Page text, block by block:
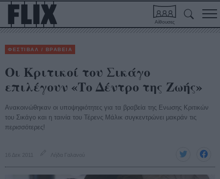
Αίθουσες
ΦΕΣΤΙΒΑΛ / ΒΡΑΒΕΙΑ
Οι Κριτικοί του Σικάγο
επιλέγουν «Το Δέντρο της Ζωής»
Ανακοινώθηκαν οι υποψηφιότητες για τα βραβεία της Ενωσης Κριτικών
του Σικάγο και η ταινία του Τέρενς Μάλικ συγκεντρώνει μακράν τις
περισσότερες!
16 Δεκ 2011 Λήδα Γαλανού